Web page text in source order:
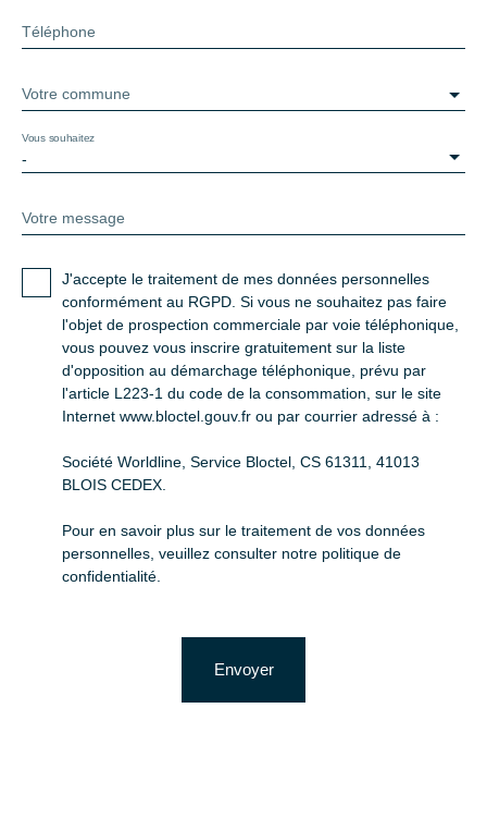
Téléphone
Votre commune
-
Vous souhaitez
Votre message
J'accepte le traitement de mes données personnelles
conformément au RGPD. Si vous ne souhaitez pas faire
l'objet de prospection commerciale par voie téléphonique,
vous pouvez vous inscrire gratuitement sur la liste
d'opposition au démarchage téléphonique, prévu par
l'article L223-1 du code de la consommation, sur le site
Internet www.bloctel.gouv.fr ou par courrier adressé à :
Société Worldline, Service Bloctel, CS 61311, 41013
BLOIS CEDEX.
Pour en savoir plus sur le traitement de vos données
personnelles, veuillez consulter notre politique de
confidentialité
Envoyer